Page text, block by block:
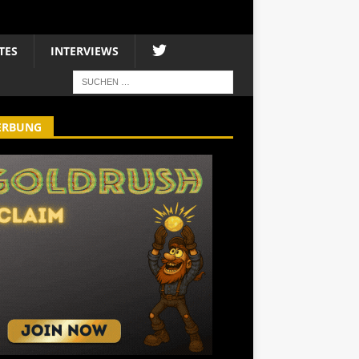
INTERVIEWS